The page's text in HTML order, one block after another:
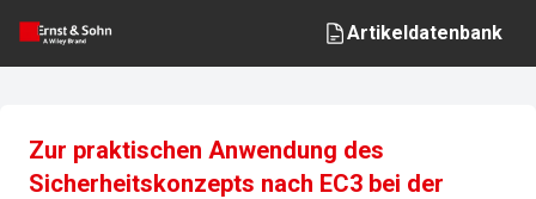
Artikeldatenbank
Zur praktischen Anwendung des
Sicherheitskonzepts nach EC3 bei der